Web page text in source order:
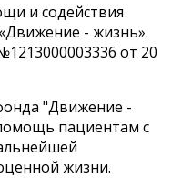
и содействия
- жизнь».
от 20
"Движение -
пациентам с
жизни.